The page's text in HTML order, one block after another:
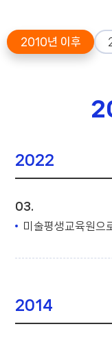
2010년 이후
2022
03.
미술평생교육원으
2014